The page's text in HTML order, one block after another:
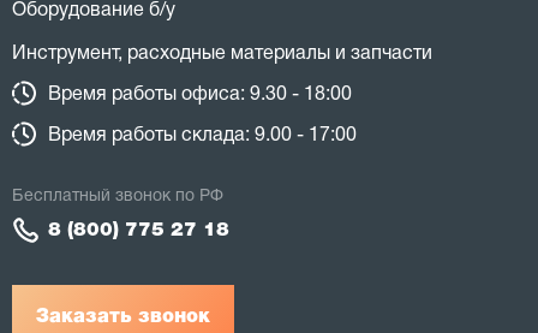
Оборудование б/у
Инструмент, расходные материалы и запчасти
Время работы офиса: 9.30 - 18:00
Время работы склада: 9.00 - 17:00
Заказать звонок
Бесплатный звонок по РФ
8 (800) 775 27 18